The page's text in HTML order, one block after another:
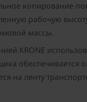
копирование
рабочую
массы.
KRONE
обеспечивается
на ленту